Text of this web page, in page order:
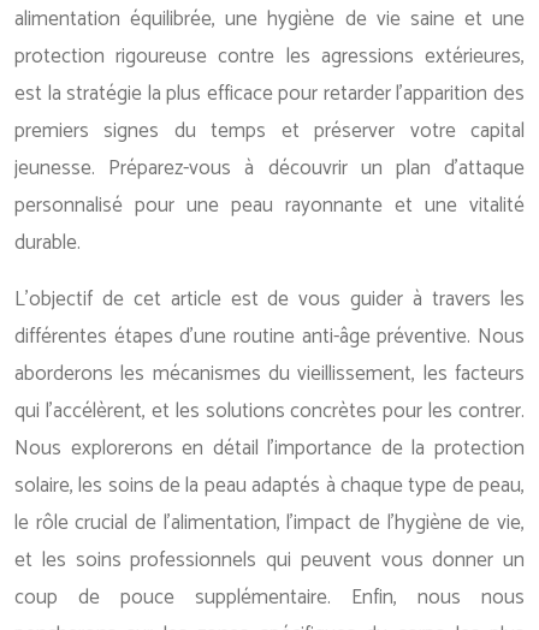
alimentation équilibrée, une hygiène de vie saine et une
protection rigoureuse contre les agressions extérieures,
est la stratégie la plus efficace pour retarder l’apparition des
premiers signes du temps et préserver votre capital
jeunesse. Préparez-vous à découvrir un plan d’attaque
personnalisé pour une peau rayonnante et une vitalité
durable.
L’objectif de cet article est de vous guider à travers les
différentes étapes d’une routine anti-âge préventive. Nous
aborderons les mécanismes du vieillissement, les facteurs
qui l’accélèrent, et les solutions concrètes pour les contrer.
Nous explorerons en détail l’importance de la protection
solaire, les soins de la peau adaptés à chaque type de peau,
le rôle crucial de l’alimentation, l’impact de l’hygiène de vie,
et les soins professionnels qui peuvent vous donner un
coup de pouce supplémentaire. Enfin, nous nous